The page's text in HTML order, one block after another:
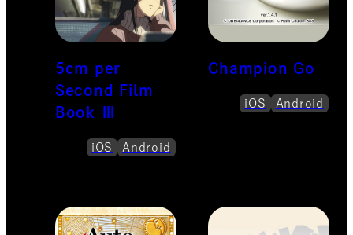
5cm per
Second Film
Book Ⅲ
iOS Android
Champion Go
iOS Android